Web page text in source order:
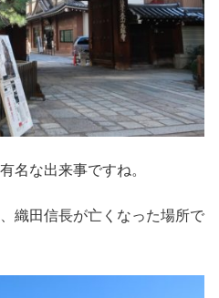
名な出来事ですね。
織田信長が亡くなった場所で